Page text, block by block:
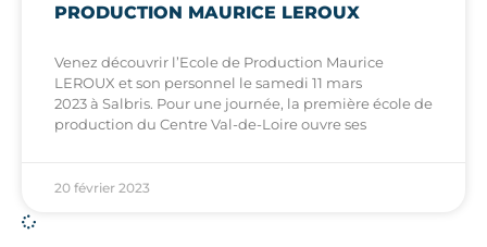
PRODUCTION MAURICE LEROUX
Venez découvrir l’Ecole de Production Maurice
LEROUX et son personnel le samedi 11 mars
2023 à Salbris. Pour une journée, la première école de
production du Centre Val-de-Loire ouvre ses
20 février 2023